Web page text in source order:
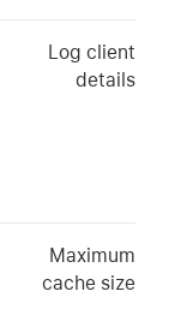
Log client
details
Maximum
cache size